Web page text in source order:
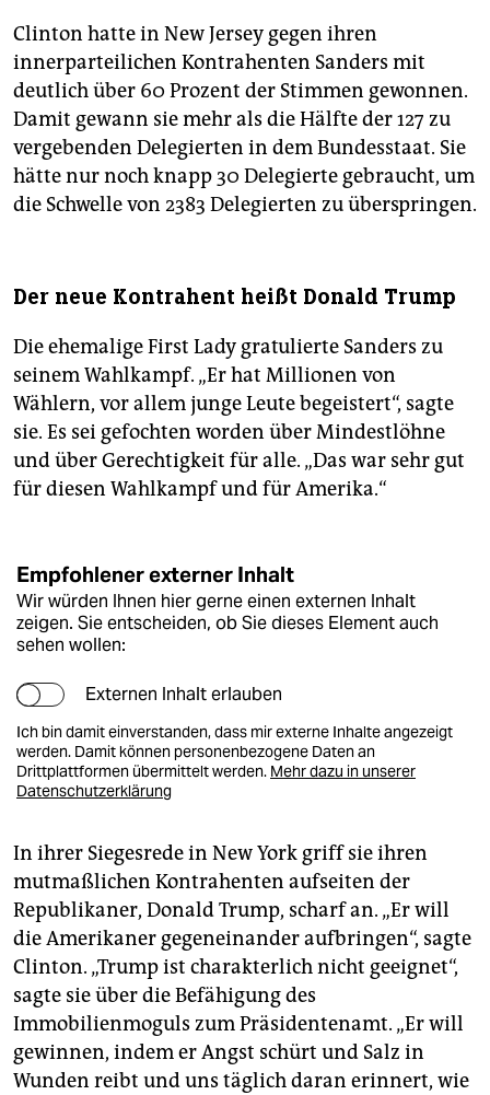
Clinton hatte in New Jersey gegen ihren
innerparteilichen Kontrahenten Sanders mit
deutlich über 60 Prozent der Stimmen gewonnen.
Damit gewann sie mehr als die Hälfte der 127 zu
vergebenden Delegierten in dem Bundesstaat. Sie
hätte nur noch knapp 30 Delegierte gebraucht, um
die Schwelle von 2383 Delegierten zu überspringen.
Der neue Kontrahent heißt Donald Trump
Die ehemalige First Lady gratulierte Sanders zu
seinem Wahlkampf. „Er hat Millionen von
Wählern, vor allem junge Leute begeistert“, sagte
sie. Es sei gefochten worden über Mindestlöhne
und über Gerechtigkeit für alle. „Das war sehr gut
für diesen Wahlkampf und für Amerika.“
Empfohlener externer Inhalt
Wir würden Ihnen hier gerne einen externen Inhalt
zeigen. Sie entscheiden, ob Sie dieses Element auch
sehen wollen:
Externen Inhalt erlauben
Ich bin damit einverstanden, dass mir externe Inhalte angezeigt
werden. Damit können personenbezogene Daten an
Drittplattformen übermittelt werden. Mehr dazu in unserer
Datenschutzerklärung
In ihrer Siegesrede in New York griff sie ihren
mutmaßlichen Kontrahenten aufseiten der
Republikaner, Donald Trump, scharf an. „Er will
die Amerikaner gegeneinander aufbringen“, sagte
Clinton. „Trump ist charakterlich nicht geeignet“,
sagte sie über die Befähigung des
Immobilienmoguls zum Präsidentenamt. „Er will
gewinnen, indem er Angst schürt und Salz in
Wunden reibt und uns täglich daran erinnert, wie